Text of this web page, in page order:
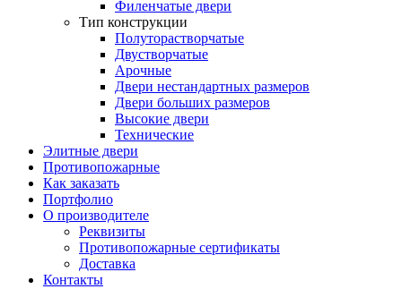
Филенчатые двери
Тип конструкции
Полуторастворчатые
Двустворчатые
Арочные
Двери нестандартных размеров
Двери больших размеров
Высокие двери
Технические
Элитные двери
Противопожарные
Как заказать
Портфолио
О производителе
Реквизиты
Противопожарные сертификаты
Доставка
Контакты